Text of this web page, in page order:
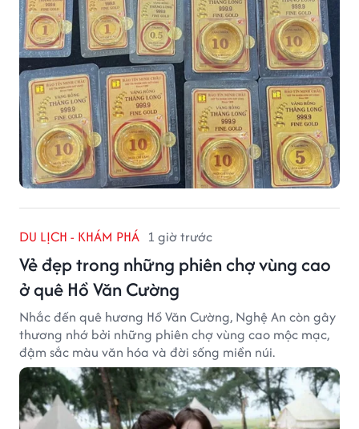
DU LỊCH - KHÁM PHÁ 1 giờ trước
Vẻ đẹp trong những phiên chợ vùng cao
ở quê Hồ Văn Cường
Nhắc đến quê hương Hồ Văn Cường, Nghệ An còn gây
thương nhớ bởi những phiên chợ vùng cao mộc mạc,
đậm sắc màu văn hóa và đời sống miền núi.